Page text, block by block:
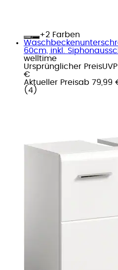
+
Farben
60cm, inkl.
welltime
Ursprünglicher Preis
€
Aktueller Preisab 79,99
( 4 )